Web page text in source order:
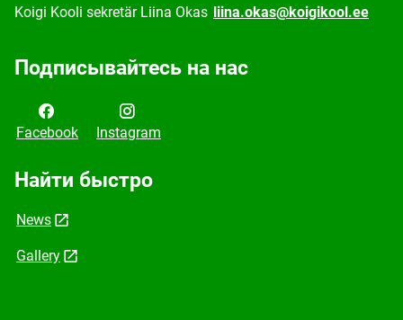
Koigi Kooli sekretär Liina Okas liina.okas@koigikool.ee
Подписывайтесь на нас
Facebook Instagram
Найти быстро
News
Gallery